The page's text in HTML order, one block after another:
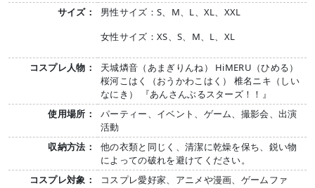
サイズ：
男性サイズ：S、M、L、XL、XXL
女性サイズ：XS、S、M、L、XL
コスプレ人物：
天城燐音（あまぎりんね） HiMERU（ひめる）
桜河こはく（おうかわこはく） 椎名ニキ（しい
なにき） 『あんさんぶるスターズ！！』
使用場所：
パーティー、イベント、ゲーム、撮影会、出演
活動
収納方法：
他の衣類と同じく、清潔に乾燥を保ち、鋭い物
によっての破れを避けてください。
コスプレ対象：
コスプレ愛好家、アニメや漫画、ゲームファ